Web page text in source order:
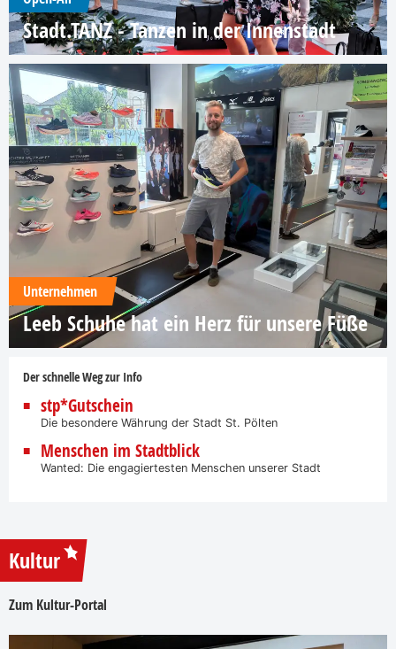
Stadt.TANZ - Tanzen in der Innenstadt
Unternehmen
Leeb Schuhe hat ein Herz für unsere Füße
Der schnelle Weg zur Info
stp*Gutschein
Die besondere Währung der Stadt St. Pölten
Menschen im Stadtblick
Wanted: Die engagiertesten Menschen unserer Stadt
Kultur
Zum Kultur-Portal